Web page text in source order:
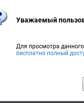
Уважаемый
Для просмотра
бесплатно полный